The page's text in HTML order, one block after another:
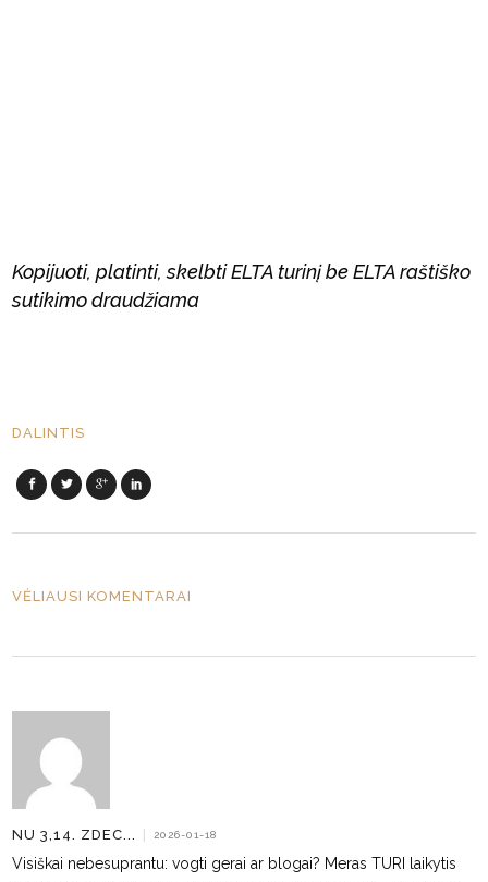
Kopijuoti, platinti, skelbti ELTA turinį be ELTA raštiško
sutikimo draudžiama
DALINTIS
VĖLIAUSI KOMENTARAI
NU 3,14. ZDEC... | 2026-01-18
Visiškai nebesuprantu: vogti gerai ar blogai? Meras TURI laikytis